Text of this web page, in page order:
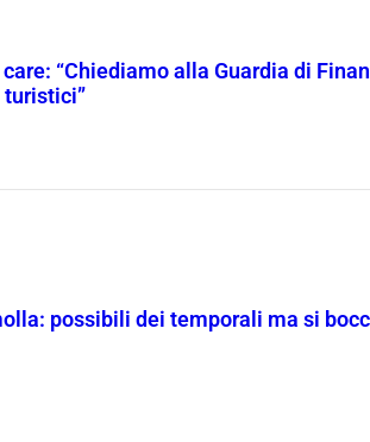
“Chiediamo alla Guardia di
turistici”
possibili dei temporali ma si